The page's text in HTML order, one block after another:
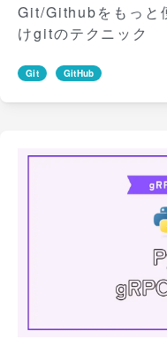
Git/Githubをもっと
けgitのテクニック
Git GitHub